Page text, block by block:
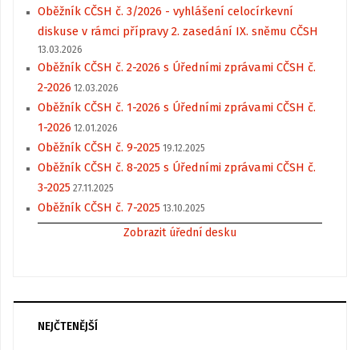
Oběžník CČSH č. 3/2026 - vyhlášení celocírkevní
diskuse v rámci přípravy 2. zasedání IX. sněmu CČSH
13.03.2026
Oběžník CČSH č. 2-2026 s Úředními zprávami CČSH č.
2-2026 12.03.2026
Oběžník CČSH č. 1-2026 s Úředními zprávami CČSH č.
1-2026 12.01.2026
Oběžník CČSH č. 9-2025 19.12.2025
Oběžník CČSH č. 8-2025 s Úředními zprávami CČSH č.
3-2025 27.11.2025
Oběžník CČSH č. 7-2025 13.10.2025
Zobrazit úřední desku
NEJČTENĚJŠÍ